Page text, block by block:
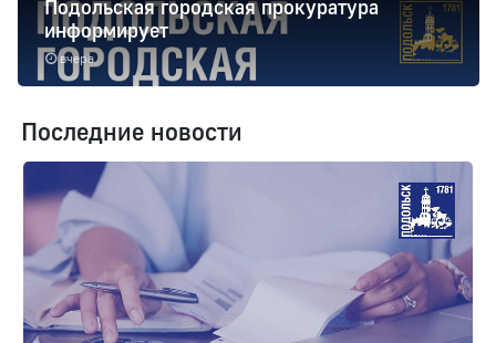
вчера
Подольская городская прокуратура
информирует
Последние новости